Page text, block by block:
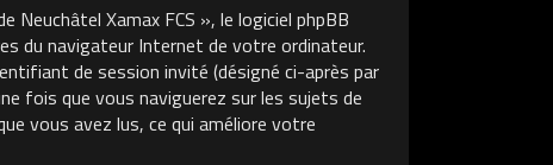
Xamax FCS », le logiciel phpBB
du navigateur Internet de votre ordinateur.
de session invité (désigné ci-après par
fois que vous naviguerez sur les sujets de
vous avez lus, ce qui améliore votre